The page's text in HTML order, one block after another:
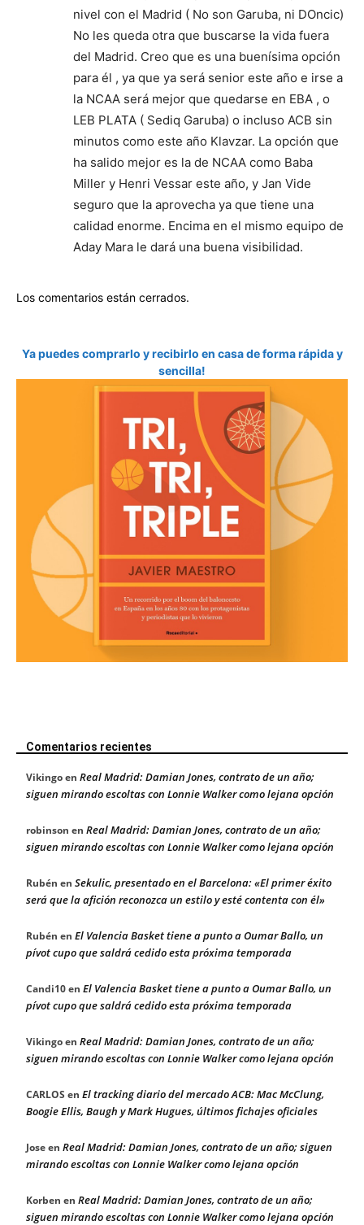
nivel con el Madrid ( No son Garuba, ni DOncic)
No les queda otra que buscarse la vida fuera
del Madrid. Creo que es una buenísima opción
para él , ya que ya será senior este año e irse a
la NCAA será mejor que quedarse en EBA , o
LEB PLATA ( Sediq Garuba) o incluso ACB sin
minutos como este año Klavzar. La opción que
ha salido mejor es la de NCAA como Baba
Miller y Henri Vessar este año, y Jan Vide
seguro que la aprovecha ya que tiene una
calidad enorme. Encima en el mismo equipo de
Aday Mara le dará una buena visibilidad.
Los comentarios están cerrados.
Ya puedes comprarlo y recibirlo en casa de forma rápida y
sencilla!
Comentarios recientes
Vikingoen Real Madrid: Damian Jones, contrato de un año;
siguen mirando escoltas con Lonnie Walker como lejana opción
robinson en Real Madrid: Damian Jones, contrato de un año;
siguen mirando escoltas con Lonnie Walker como lejana opción
Rubén en Sekulic, presentado en el Barcelona: «El primer éxito
será que la afición reconozca un estilo y esté contenta con él»
Rubén en El Valencia Basket tiene a punto a Oumar Ballo, un
pívot cupo que saldrá cedido esta próxima temporada
Candi10en El Valencia Basket tiene a punto a Oumar Ballo, un
pívot cupo que saldrá cedido esta próxima temporada
Vikingoen Real Madrid: Damian Jones, contrato de un año;
siguen mirando escoltas con Lonnie Walker como lejana opción
CARLOS en El tracking diario del mercado ACB: Mac McClung,
Boogie Ellis, Baugh y Mark Hugues, últimos fichajes oficiales
Joseen Real Madrid: Damian Jones, contrato de un año; siguen
mirando escoltas con Lonnie Walker como lejana opción
Korben en Real Madrid: Damian Jones, contrato de un año;
siguen mirando escoltas con Lonnie Walker como lejana opción